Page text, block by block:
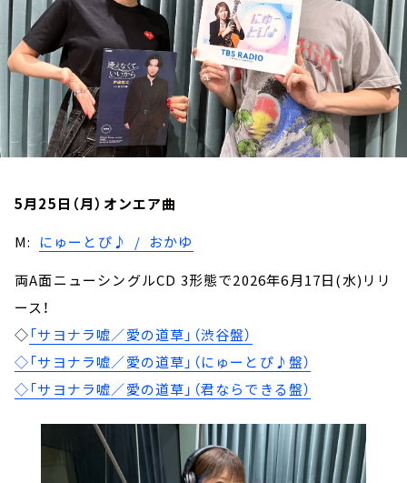
5月25日（月）オンエア曲
M:
にゅーとぴ♪ / おかゆ
両A面ニューシングルCD 3形態で2026年6月17日(水)リリ
ース！
◇「サヨナラ嘘／愛の道草」（渋谷盤）
◇「サヨナラ嘘／愛の道草」（にゅーとぴ♪盤）
◇「サヨナラ嘘／愛の道草」（君ならできる盤）